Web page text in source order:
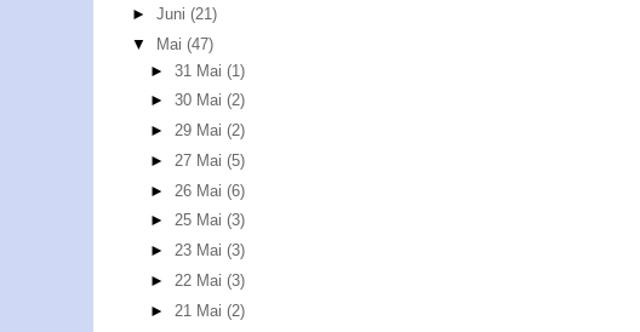
► Juni (21)
▼
Mai (47)
►31 Mai(1)
►30 Mai(2)
►29 Mai(2)
► 27 Mai(5)
► 26 Mai(6)
►25 Mai(3)
►23 Mai(3)
► 22 Mai(3)
► 21 Mai(2)